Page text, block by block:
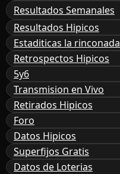
Resultados Semanales
Resultados Hipicos
Estaditicas la rinconada
Retrospectos Hipicos
5y6
Transmision en Vivo
Retirados Hipicos
Foro
Datos Hipicos
Superfijos Gratis
Datos de Loterias